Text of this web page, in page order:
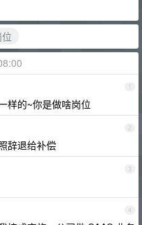
1
样的~你是做啥岗位
2
辞退给补偿
3
4